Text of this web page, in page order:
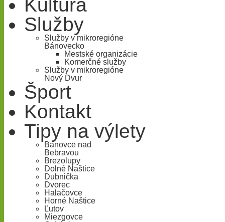
Kultúra
Služby
Služby v mikroregióne
Bánovecko
Mestské organizácie
Komerčné služby
Služby v mikroregióne
Nový Dvur
Šport
Kontakt
Tipy na výlety
Bánovce nad
Bebravou
Brezolupy
Dolné Naštice
Dubnička
Dvorec
Halačovce
Horné Naštice
Ľutov
Miezgovce